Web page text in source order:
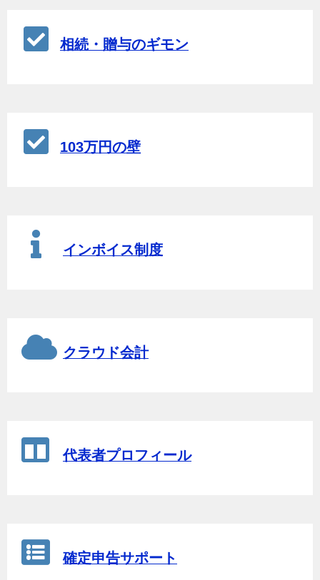
相続・贈与のギモン
103万円の壁
インボイス制度
クラウド会計
代表者プロフィール
確定申告サポート